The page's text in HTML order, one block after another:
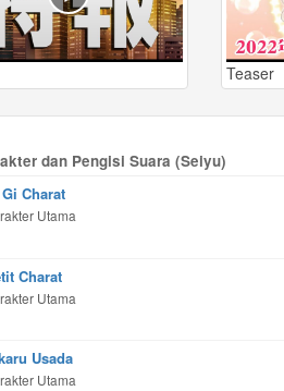
Teaser
dan Pengisi Suara (Seiyu)
Charat
Utama
Charat
Utama
Usada
Utama